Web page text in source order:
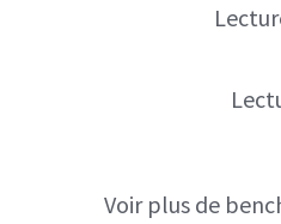
Voir plus de